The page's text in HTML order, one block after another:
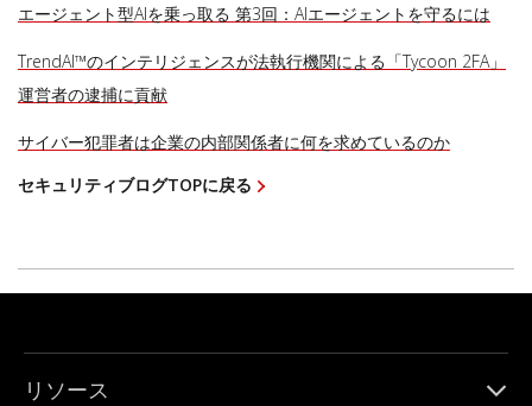
エージェント型AIを乗っ取る 第3回：AIエージェントを守るには
TrendAI™のインテリジェンスが法執行機関による「Tycoon 2FA」
運営者の逮捕に貢献
サイバー犯罪者は企業の内部関係者に何を求めているのか
セキュリティブログTOPに戻る
リソース